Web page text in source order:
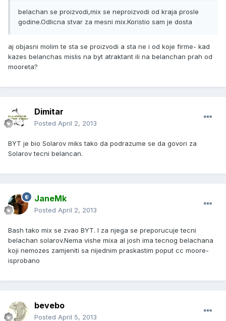
belachan se proizvodi,mix se neproizvodi od kraja prosle
godine.Odlicna stvar za mesni mix.Koristio sam je dosta
aj objasni molim te sta se proizvodi a sta ne i od koje firme- kad
kazes belanchas mislis na byt atraktant ili na belanchan prah od
mooreta?
Dimitar
Posted April 2, 2013
BYT je bio Solarov miks tako da podrazume se da govori za
Solarov tecni belancan.
JaneMk
Posted April 2, 2013
Bash tako mix se zvao BYT. I za njega se preporucuje tecni
belachan solarov.Nema vishe mixa al josh ima tecnog belachana
koji nemozes zamjeniti sa nijednim praskastim poput cc moore-
isprobano
bevebo
Posted April 5, 2013